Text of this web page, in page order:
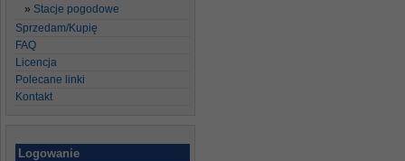
Stacje pogodowe
Sprzedam/Kupię
FAQ
Licencja
Polecane linki
Kontakt
Logowanie